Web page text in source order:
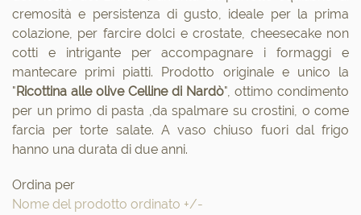
cremosità e persistenza di gusto, ideale per la prima
colazione, per farcire dolci e crostate, cheesecake non
cotti e intrigante per accompagnare i formaggi e
mantecare primi piatti. Prodotto originale e unico la
"Ricottina alle olive Celline di Nardò", ottimo condimento
per un primo di pasta ,da spalmare su crostini, o come
farcia per torte salate. A vaso chiuso fuori dal frigo
hanno una durata di due anni.
Ordina per
Nome del prodotto ordinato +/-